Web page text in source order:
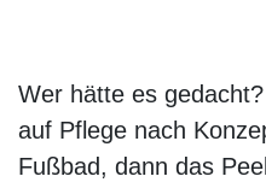
Wer hätte es
auf Pflege nach
Fußbad, dann das